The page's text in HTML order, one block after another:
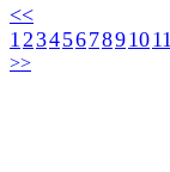
<<
1 234567891011
>>